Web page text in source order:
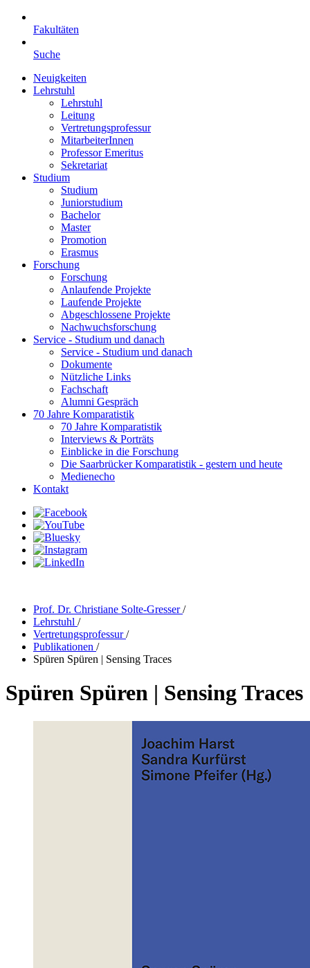
Fakultäten
Suche
Neuigkeiten
Lehrstuhl
Lehrstuhl
Leitung
Vertretungsprofessur
MitarbeiterInnen
Professor Emeritus
Sekretariat
Studium
Studium
Juniorstudium
Bachelor
Master
Promotion
Erasmus
Forschung
Forschung
Anlaufende Projekte
Laufende Projekte
Abgeschlossene Projekte
Nachwuchsforschung
Service - Studium und danach
Service - Studium und danach
Dokumente
Nützliche Links
Fachschaft
Alumni Gespräch
70 Jahre Komparatistik
70 Jahre Komparatistik
Interviews & Porträts
Einblicke in die Forschung
Die Saarbrücker Komparatistik - gestern und heute
Medienecho
Kontakt
Prof. Dr. Christiane Solte-Gresser/
Lehrstuhl /
Vertretungsprofessur/
Publikationen /
Spüren Spüren | Sensing Traces
Spüren Spüren | Sensing Traces